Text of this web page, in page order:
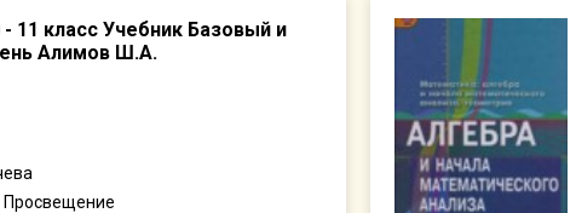
11 класс Учебник Базовый и
Алимов Ш.А.
Просвещение